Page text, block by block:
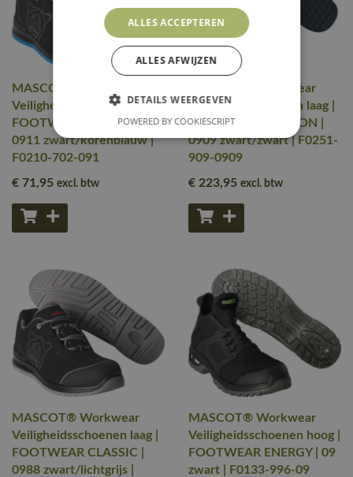
MASCOT® Workwear
Veiligheidsschoenen laag |
FOOTWEAR CLASSIC |
0911 zwart/korenblauw |
F0210-702-091
€ 71,95 excl. btw
MASCOT® Workwear
Veiligheidsschoenen laag |
FOOTWEAR CARBON |
0909 zwart/zwart | F0251-
909-0909
€ 223,95 excl. btw
MASCOT® Workwear
Veiligheidsschoenen laag |
FOOTWEAR CLASSIC |
0988 zwart/lichtgrijs |
MASCOT® Workwear
Veiligheidsschoenen hoog |
FOOTWEAR ENERGY | 09
zwart | F0133-996-09
ALLES ACCEPTEREN
ALLES AFWIJZEN
DETAILS WEERGEVEN
POWERED BY COOKIESCRIPT